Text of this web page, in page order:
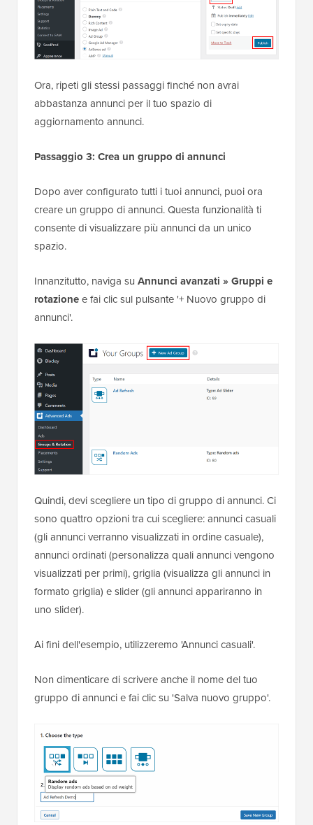
Ora, ripeti gli stessi passaggi finché non avrai
abbastanza annunci per il tuo spazio di
aggiornamento annunci.
Passaggio 3: Crea un gruppo di annunci
Dopo aver configurato tutti i tuoi annunci, puoi ora
creare un gruppo di annunci. Questa funzionalità ti
consente di visualizzare più annunci da un unico
spazio.
Innanzitutto, naviga su Annunci avanzati » Gruppi e
rotazionee fai clic sul pulsante '+ Nuovo gruppo di
annunci'.
Quindi, devi scegliere un tipo di gruppo di annunci. Ci
sono quattro opzioni tra cui scegliere: annunci casuali
(gli annunci verranno visualizzati in ordine casuale),
annunci ordinati (personalizza quali annunci vengono
visualizzati per primi), griglia (visualizza gli annunci in
formato griglia) e slider (gli annunci appariranno in
uno slider).
Ai fini dell'esempio, utilizzeremo 'Annunci casuali'.
Non dimenticare di scrivere anche il nome del tuo
gruppo di annunci e fai clic su 'Salva nuovo gruppo'.